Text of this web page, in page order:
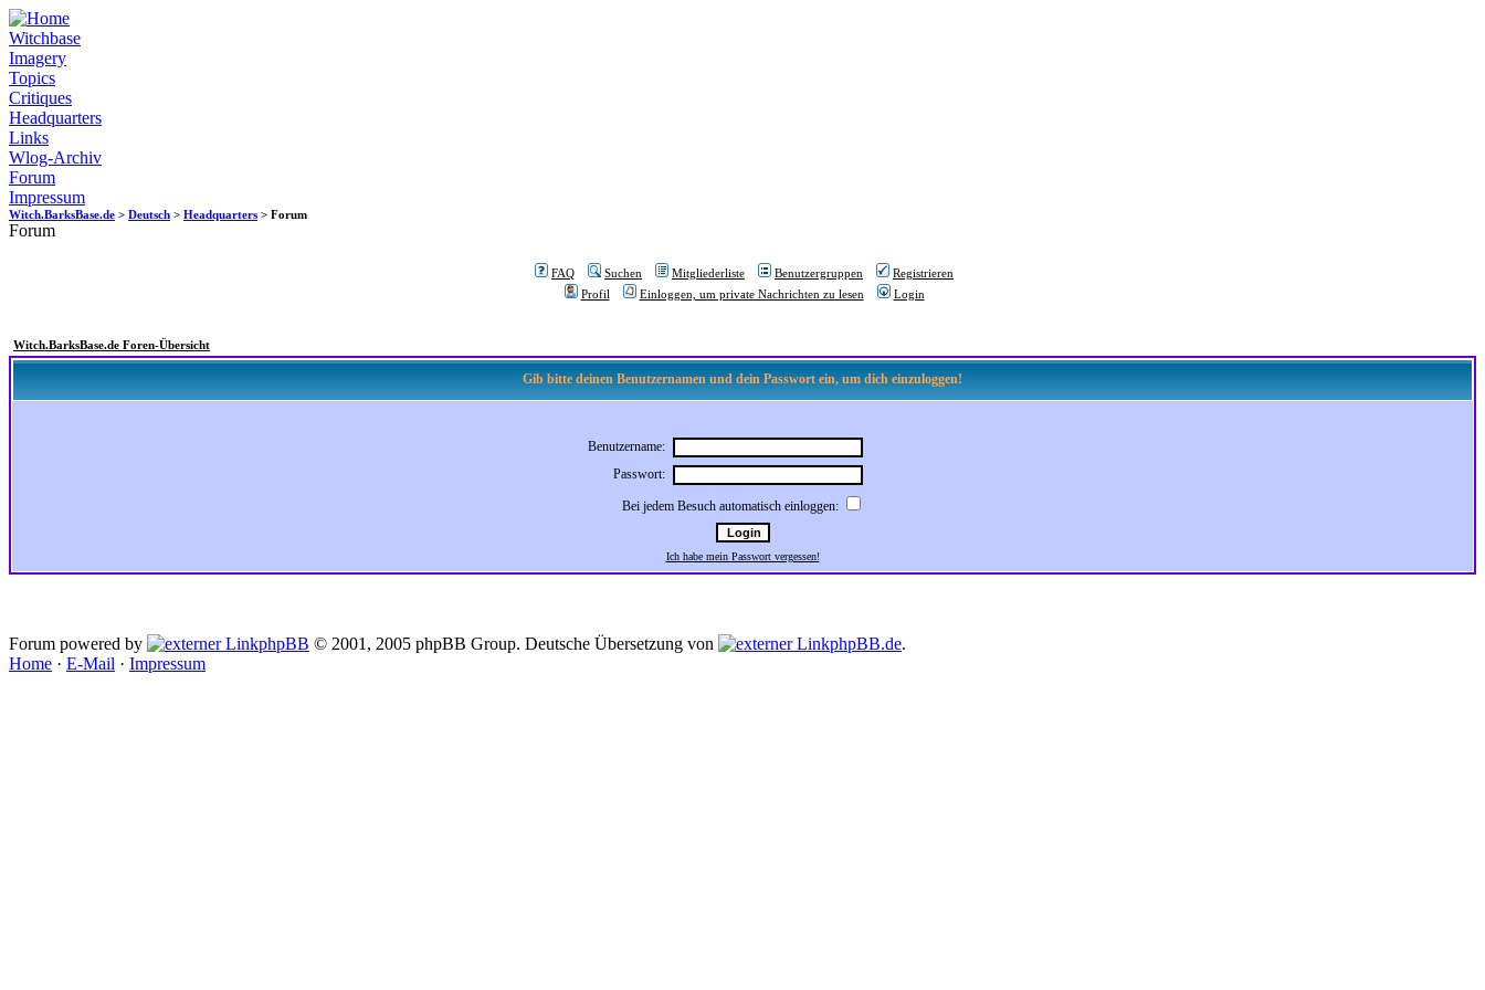
Witchbase
Imagery
Topics
Critiques
Headquarters
Links
Wlog-Archiv
Forum
Impressum
Witch.BarksBase.de > Deutsch > Headquarters > Forum
Forum
FAQ Suchen Mitgliederliste Benutzergruppen
Registrieren
Profil
Einloggen, um private Nachrichten zu lesen Login
Witch.BarksBase.de Foren-Übersicht
Gib bitte deinen Benutzernamen und dein Passwort ein, um dich einzuloggen!
Benutzername:
Passwort:
Bei jedem Besuch automatisch einloggen:
Ich habe mein Passwort vergessen!
Forum powered by phpBB © 2001, 2005 phpBB Group. Deutsche Übersetzung von phpBB.de.
Home · E-Mail · Impressum